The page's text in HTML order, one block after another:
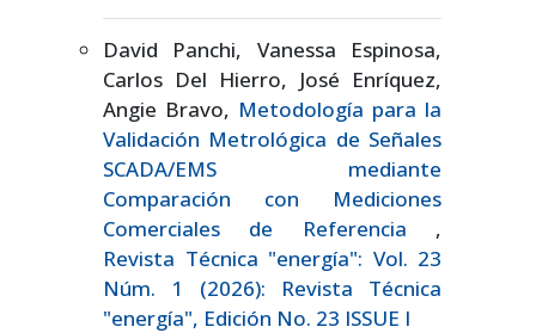
David Panchi, Vanessa Espinosa,
Carlos Del Hierro, José Enríquez,
Angie Bravo, Metodología para la
Validación Metrológica de Señales
SCADA/EMS mediante
Comparación con Mediciones
Comerciales de Referencia ,
Revista Técnica "energía": Vol. 23
Núm. 1 (2026): Revista Técnica
"energía", Edición No. 23 ISSUE I